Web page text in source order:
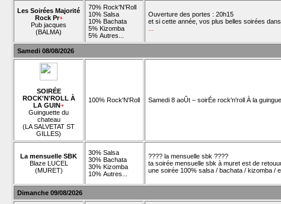
Les Soirées Majorité
Rock Pr+
Pub jacques
(BALMA)
70% Rock'N'Roll
10% Salsa
10% Bachata
5% Kizomba
5% Autres...
Ouverture des portes : 20h15
et si cette année, vos plus belles soirées
Samedi 08/08/2026
SOIRÉE
ROCK'N'ROLL À
LA GUIN+
Guinguette du
chateau
(LA SALVETAT ST
GILLES)
100% Rock'N'Roll Samedi 8 aoÛt – soirÉe rock'n'roll À la
La mensuelle SBK
Blaze LUCEL
(MURET)
30% Salsa
30% Bachata
30% Kizomba
10% Autres...
???? la mensuelle sbk ????
ta soirée mensuelle sbk à muret est de
une soirée 100% salsa / bachata / kizomba /
Dimanche 09/08/2026